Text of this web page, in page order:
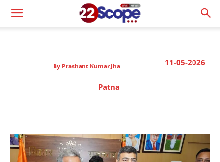
11-05-2026
By Prashant Kumar Jha
Patna